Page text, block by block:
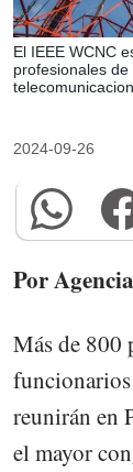
El IEEE WCNC
profesionales
2024-09-26
Por
Más de 800
reunirán en
el mayor